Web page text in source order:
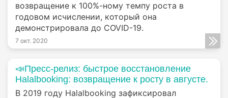
возвращение к 100%-ному темпу роста в
годовом исчислении, который она
демонстрировала до COVID-19.
7 окт. 2020
📣Пресс-релиз: быстрое восстановление
Halalbooking: возвращение к росту в августе.
В 2019 году Halalbooking зафиксировал